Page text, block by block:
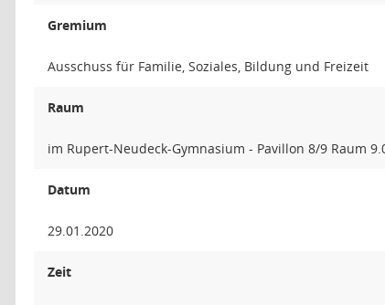
Gremium
Ausschuss für Familie, Soziales, Bildung und Freizeit
Raum
im Rupert-Neudeck-Gymnasium - Pavillon 8/9 Raum
Datum
29.01.2020
Zeit